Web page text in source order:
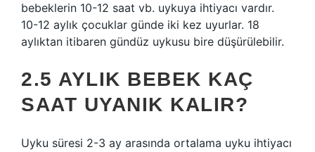
bebeklerin 10-12 saat vb. uykuya ihtiyacı vardır.
10-12 aylık çocuklar günde iki kez uyurlar. 18
aylıktan itibaren gündüz uykusu bire düşürülebilir.
2.5 AYLIK BEBEK KAÇ
SAAT UYANIK KALIR?
Uyku süresi 2-3 ay arasında ortalama uyku ihtiyacı